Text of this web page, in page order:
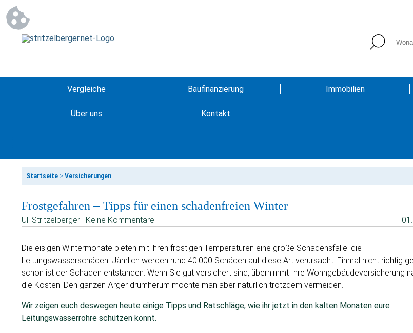
Vergleiche Baufinanzierung Immobilien
Über uns Kontakt
Startseite > Versicherungen
Frostgefahren – Tipps für einen schadenfreien Winter
Uli Stritzelberger | Keine Kommentare
Die eisigen Wintermonate bieten mit ihren frostigen Temperaturen eine große Schadensfalle: die
Leitungswasserschäden. Jährlich werden rund 40.000 Schäden auf diese Art verursacht. Einmal nicht richtig
schon ist der Schaden entstanden. Wenn Sie gut versichert sind, übernimmt Ihre Wohngebäudeversicherung
die Kosten. Den ganzen Ärger drumherum möchte man aber natürlich trotzdem vermeiden.
Wir zeigen euch deswegen heute einige Tipps und Ratschläge, wie ihr jetzt in den kalten Monaten eure
Leitungswasserrohre schützen könnt.